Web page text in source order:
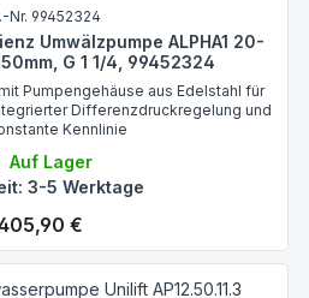
Nr. 99452324
Umwälzpumpe ALPHA1 20-
G 1 1/4, 99452324
Pumpengehäuse aus Edelstahl für
Differenzdruckregelung und
Kennlinie
Auf Lager
3-5 Werktage
Preis:
€